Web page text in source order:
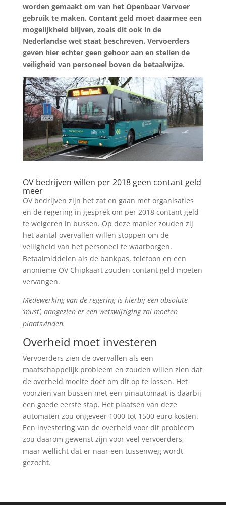
worden gemaakt om van het Openbaar Vervoer
gebruik te maken. Contant geld moet daarmee een
mogelijkheid blijven, zoals dit ook in de
Nederlandse wet staat beschreven. Vervoerders
geven hier echter geen gehoor aan en stellen de
veiligheid van personeel boven de betaalwijze.
OV bedrijven willen per 2018 geen contant geld
meer
OV bedrijven zijn het zat en gaan met organisaties
en de regering in gesprek om per 2018 contant geld
te weigeren in bussen. Op deze manier zouden zij
het aantal overvallen willen stoppen om de
veiligheid van het personeel te waarborgen.
Betaalmiddelen als de bankpas, telefoon en een
anonieme OV Chipkaart zouden contant geld moeten
vervangen.
Medewerking van de regering is hierbij een absolute
‘must’, aangezien er een wetswijziging zal moeten
plaatsvinden.
Overheid moet investeren
Vervoerders zien de overvallen als een
maatschappelijk probleem en zouden willen zien dat
de overheid moeite doet om dit op te lossen. Het
voorzien van bussen met een pinautomaat is daarbij
een goede eerste stap. Het plaatsen van deze
automaten zou ongeveer 1000 tot 1500 euro kosten.
Een investering van de overheid voor dit probleem
zou daarom gewenst zijn voor veel vervoerders,
maar wellicht dat er naar een tussenweg wordt
gezocht.